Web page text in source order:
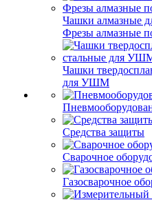
Чашки алмазные
Фрезы алмазные
Чашки
для УШМ
Средства защиты
Сварочное
Газосварочное